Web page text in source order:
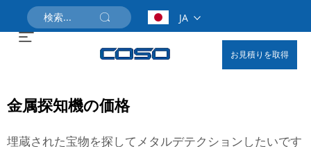
JA
お見積りを取得
金属探知機の価格
埋蔵された宝物を探してメタルデテクションしたいです